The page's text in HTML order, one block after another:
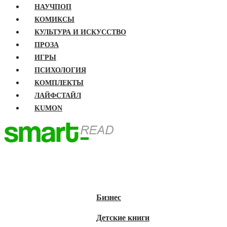
НАУЧПОП
КОМИКСЫ
КУЛЬТУРА И ИСКУССТВО
ПРОЗА
ИГРЫ
ПСИХОЛОГИЯ
КОМПЛЕКТЫ
ЛАЙФСТАЙЛ
KUMON
Бизнес
Детские книги